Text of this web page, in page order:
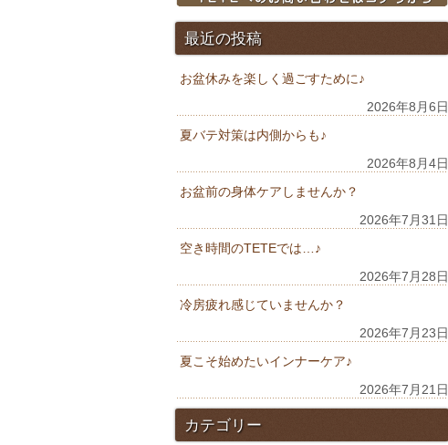
最近の投稿
お盆休みを楽しく過ごすために♪
2026年8月6日
夏バテ対策は内側からも♪
2026年8月4日
お盆前の身体ケアしませんか？
2026年7月31日
空き時間のTETEでは…♪
2026年7月28日
冷房疲れ感じていませんか？
2026年7月23日
夏こそ始めたいインナーケア♪
2026年7月21日
カテゴリー